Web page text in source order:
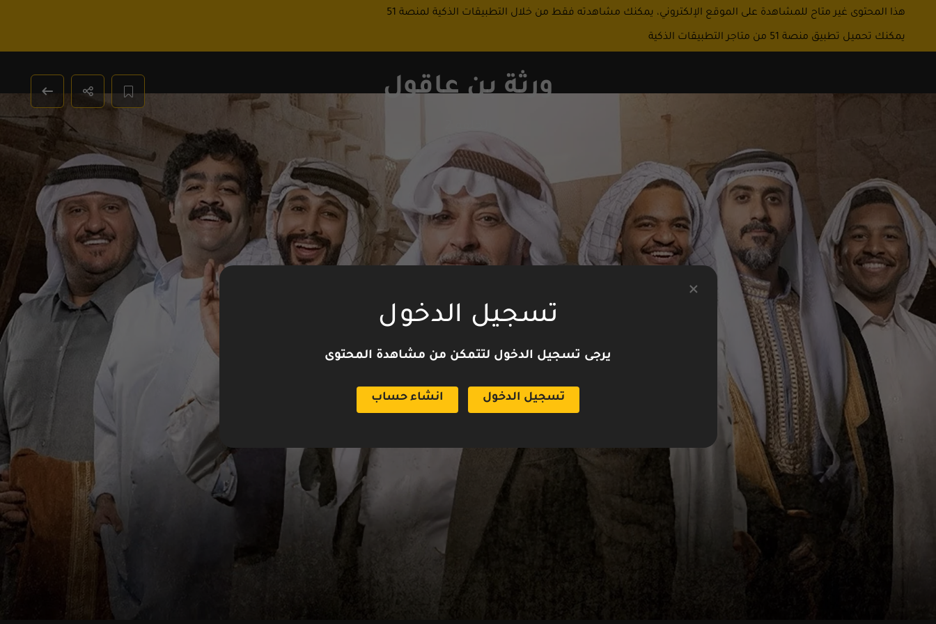
هذا المحتوى غير متاح للمشاهدة على الموقع الإلكتروني، يمكنك مشاهدته فقط من خلال التطبيقات الذكية لمنصة 51
يمكنك تحميل تطبيق منصة 51 من متاجر التطبيقات الذكية
تسجيل الدخول
يرجى تسجيل الدخول لتتمكن من مشاهدة المحتوى
تسجيل الدخول انشاء حساب